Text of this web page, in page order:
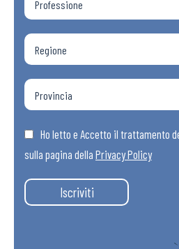
Ho letto e Accetto il trattamento
sulla pagina della Privacy Policy
Iscriviti